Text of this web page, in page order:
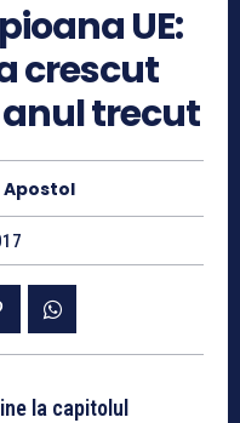
UE:
crescut
anul trecut
Apostol
la capitolul